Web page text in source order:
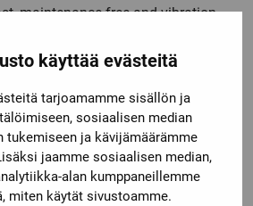
käyttää evästeitä
tarjoamamme sisällön ja
sosiaalisen median
tukemiseen ja kävijämäärämme
jaamme sosiaalisen median,
alan kumppaneillemme
miten käytät sivustoamme.
maintenance-free and vibration-
auxiliaryswitches, auxiliary releases
and the SIRIUS 3RV29 infeed
reduce the wiring expense. Simple,
up to date – SIRIUS modular